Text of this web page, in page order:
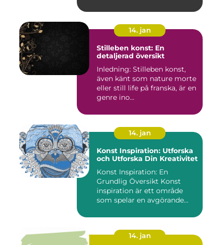
14. jan
Stilleben konst: En
detaljerad översikt
Inledning: Stilleben konst,
även känt som nature morte
eller still life på franska, är en
genre ino...
14. jan
Konst Inspiration: Utforska
och Utforska Din Kreativitet
Konst Inspiration: En
Grundlig Översikt Konst
inspiration är ett område
som spelar en avgörande
14. jan